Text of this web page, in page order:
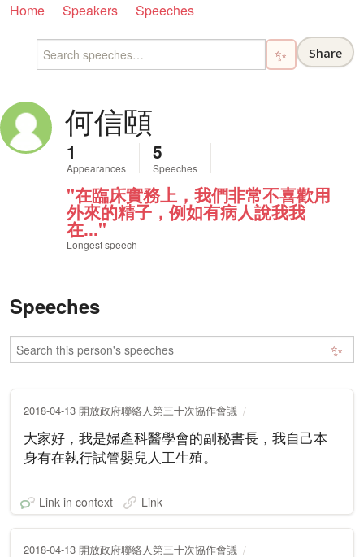
Home Speakers Speeches
✨ Share
何信頤
1
Appearances
5
Speeches
"在臨床實務上，我們非常不喜歡用
外來的精子，例如有病人說我我
在..."
Longest speech
Speeches
✨
2018-04-13 開放政府聯絡人第三十次協作會議
大家好，我是婦產科醫學會的副秘書長，我自己本
身有在執行試管嬰兒人工生殖。
Link in context Link
2018-04-13 開放政府聯絡人第三十次協作會議